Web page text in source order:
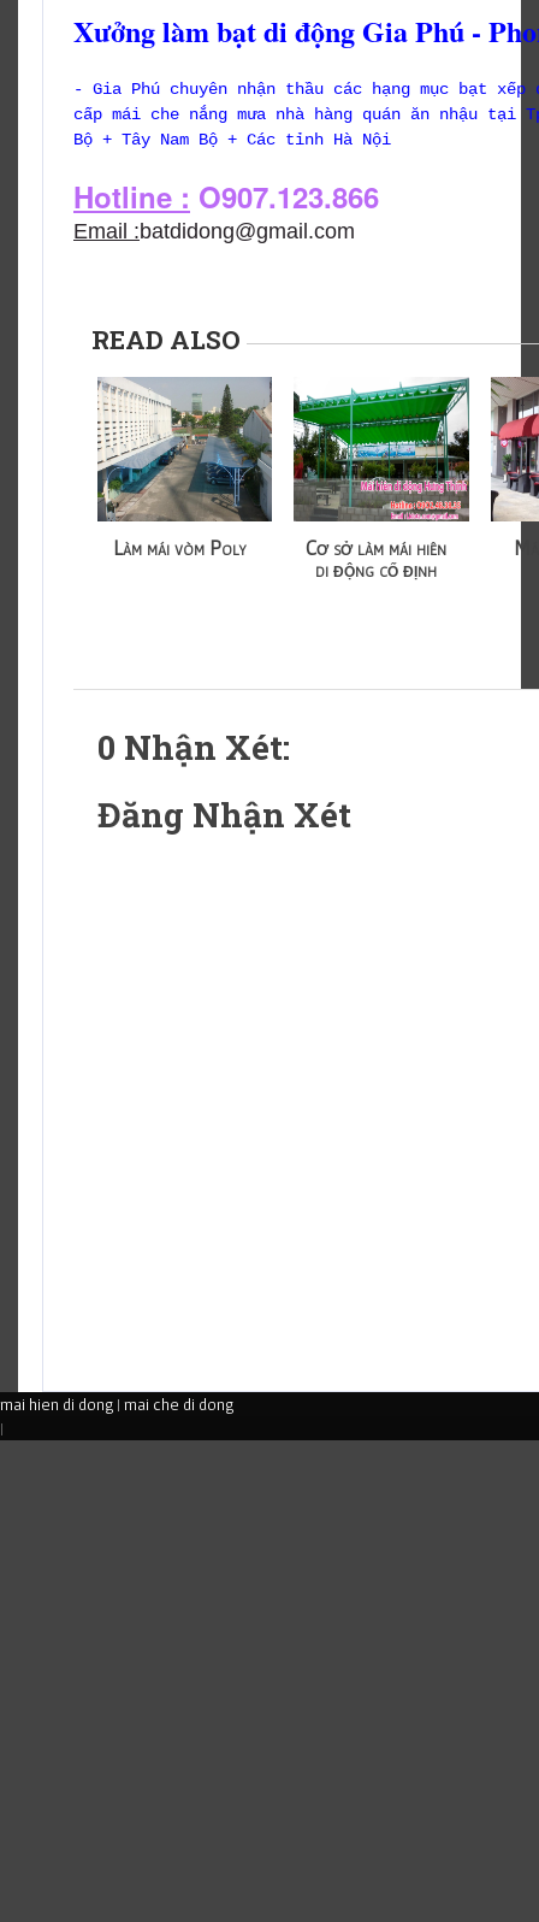
Xưởng làm bạt di động Gia Phú -
- Gia Phú chuyên nhận thầu các hạng mục bạt
cấp mái che nắng mưa nhà hàng quán ăn nhậu tại
Bộ + Tây Nam Bộ + Các tỉnh Hà Nội
Hotline : O907.123.866
Email :batdidong@gmail.com
READ ALSO
Làm mái vòm Poly
Cơ sở làm mái hiên
di động cố định
0 Nhận Xét:
Đăng Nhận Xét
mai hien di dong | mai che di dong
|